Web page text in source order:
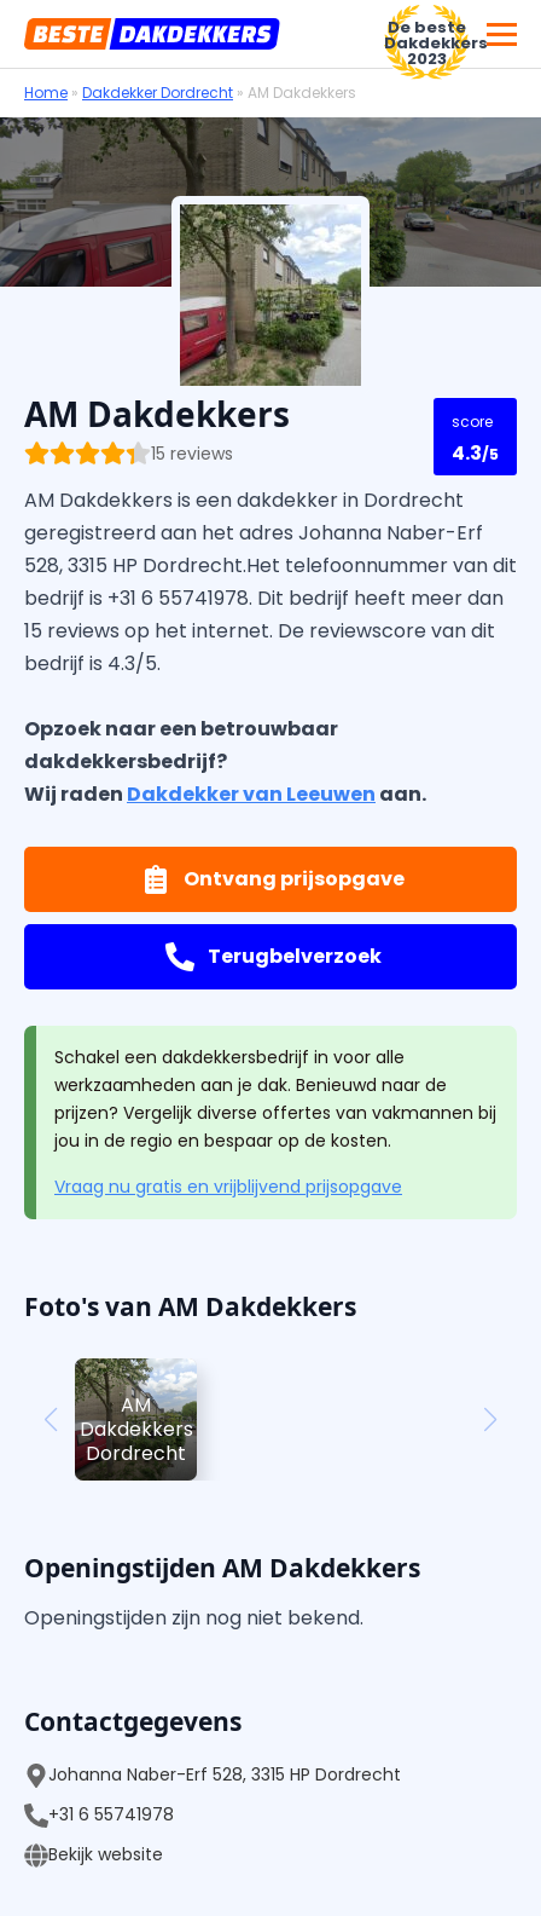
Voor dakdekkersbedrijven
De beste
Dakdekkers
2023
Home » Dakdekker Dordrecht » AM Dakdekkers
AM Dakdekkers
15 reviews
score
4.3/5
AM Dakdekkers is een dakdekker in Dordrecht
geregistreerd aan het adres Johanna Naber-Erf
528, 3315 HP Dordrecht.Het telefoonnummer van dit
bedrijf is +31 6 55741978. Dit bedrijf heeft meer dan
15 reviews op het internet. De reviewscore van dit
bedrijf is 4.3/5.
Opzoek naar een betrouwbaar
dakdekkersbedrijf?
Wij raden Dakdekker van Leeuwen aan.
Ontvang prijsopgave
Terugbelverzoek
Schakel een dakdekkersbedrijf in voor alle
werkzaamheden aan je dak. Benieuwd naar de
prijzen? Vergelijk diverse offertes van vakmannen bij
jou in de regio en bespaar op de kosten.
Vraag nu gratis en vrijblijvend prijsopgave
Foto's van AM Dakdekkers
AM
Dakdekkers
Dordrecht
Openingstijden AM Dakdekkers
Openingstijden zijn nog niet bekend.
Contactgegevens
Johanna Naber-Erf 528, 3315 HP Dordrecht
+31 6 55741978
Bekijk website